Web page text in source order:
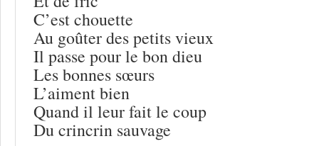
C’est chouette
Au goûter des petits vieux
Il passe pour le bon dieu
Les bonnes sœurs
L’aiment bien
Quand il leur fait le coup
Du crincrin sauvage